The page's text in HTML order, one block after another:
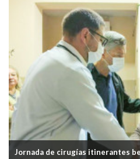
Jornada de cirugías itinerantes